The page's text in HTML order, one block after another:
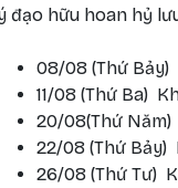
đạo hữu hoan hỷ
08/08 (Thứ Bảy)
11/08 (Thứ Ba)
20/08(Thứ Năm)
22/08 (Thứ Bảy)
26/08 (Thứ Tư)